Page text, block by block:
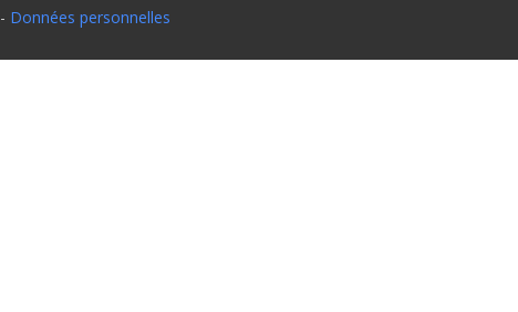
- Données personnelles